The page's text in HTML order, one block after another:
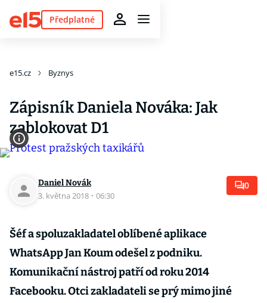
Předplatné
e15.cz Byznys
Zápisník Daniela Nováka: Jak
zablokovat D1
Daniel Novák
3. května 2018 · 06:30
0
Šéf a spoluzakladatel oblíbené aplikace
WhatsApp Jan Koum odešel z podniku.
Komunikační nástroj patří od roku 2014
Facebooku. Otci zakladateli se prý mimo jiné